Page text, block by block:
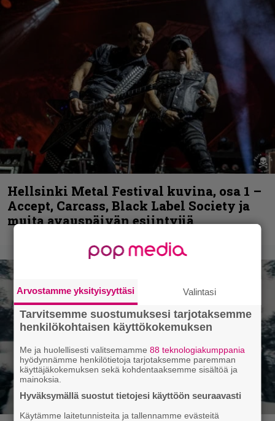
Hellsinki Metal Festival kuvina, osa 1 –
Accept, Carcass, Black Label Society ja
muita avauspäivän esiintyjiä
Arvostamme yksityisyyttäsi Valintasi
Tarvitsemme suostumuksesi tarjotaksemme
henkilökohtaisen käyttökokemuksen
Me ja huolellisesti valitsemamme88 teknologiakumppania
hyödynnämme henkilötietoja tarjotaksemme paremman
käyttäjäkokemuksen sekä kohdentaaksemme sisältöä ja
mainoksia.
Hyväksymällä suostut tietojesi käyttöön seuraavasti
Käytämme laitetunnisteita ja tallennamme evästeitä